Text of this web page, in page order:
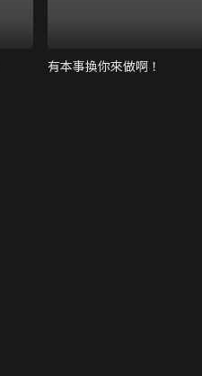
有本事換你來做啊！